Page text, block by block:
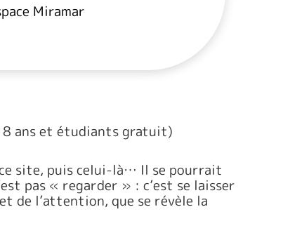
Miramar
ans et étudiants gratuit)
ce site, puis celui-là… Il se pourrait
pas « regarder » : c’est se laisser
de l’attention, que se révèle la